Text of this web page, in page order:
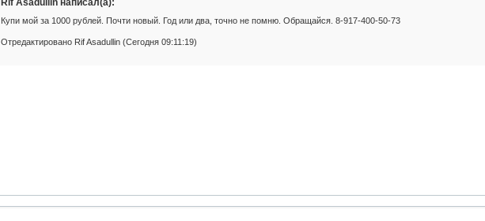
Rif Asadullin написал(а):
Купи мой за 1000 рублей. Почти новый. Год или два, точно не помню. Обращайся. 8-917-400-50-73
Отредактировано Rif Asadullin (Сегодня 09:11:19)